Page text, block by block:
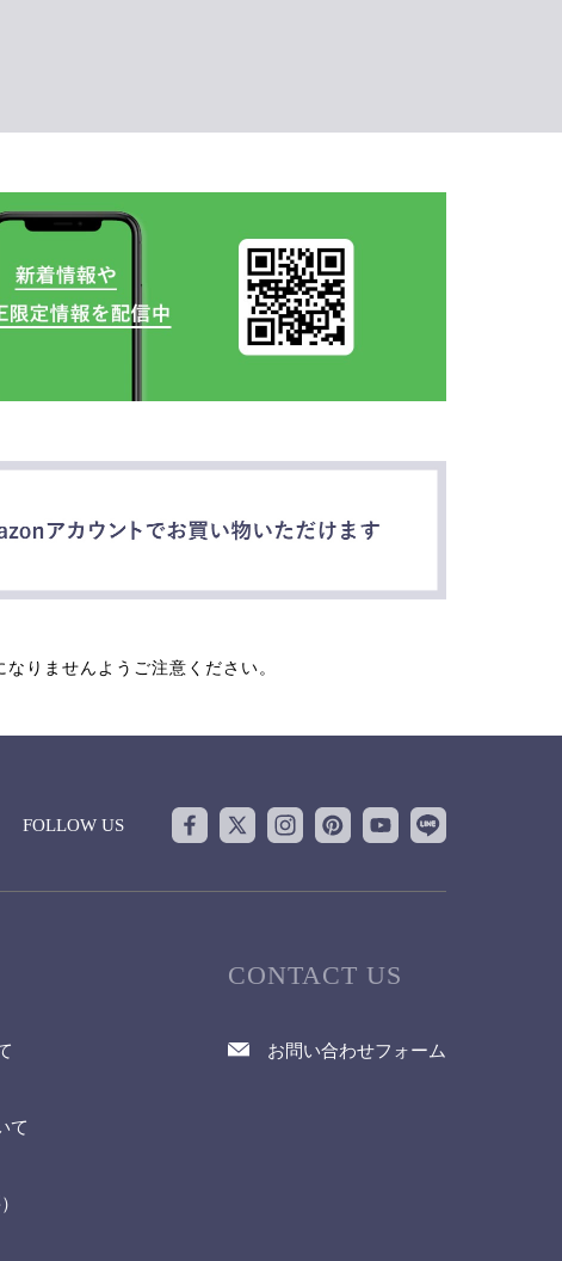
りませんようご注意ください。
FOLLOW US
て
CONTACT US
お問い合わせフォーム